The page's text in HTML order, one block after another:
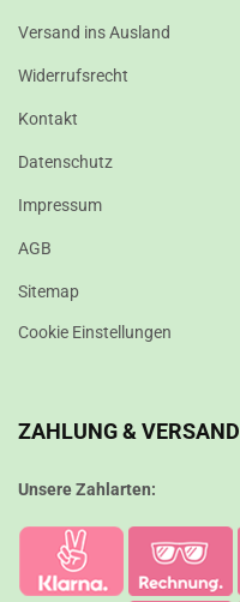
Versand ins Ausland
Widerrufsrecht
Kontakt
Datenschutz
Impressum
AGB
Sitemap
Cookie Einstellungen
ZAHLUNG & VERSAND
Unsere Zahlarten: